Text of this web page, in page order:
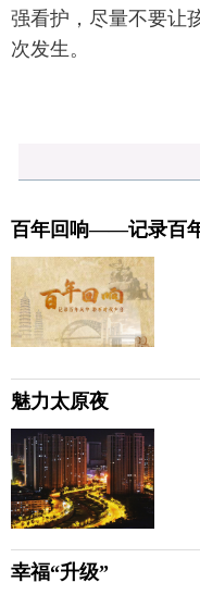
强看护，尽量不要让
次发生。
百年回响——记录百
魅力太原夜
幸福“升级”